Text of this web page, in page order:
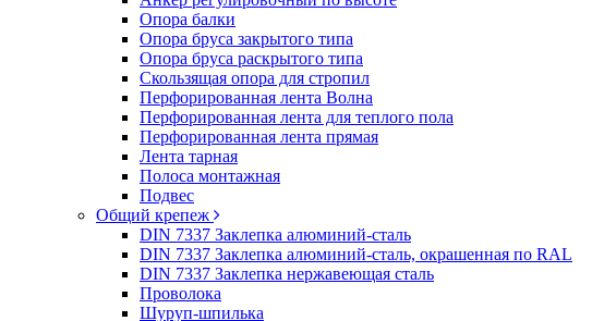
Опора балки
Опора бруса закрытого типа
Опора бруса раскрытого типа
Скользящая опора для стропил
Перфорированная лента Волна
Перфорированная лента для теплого пола
Перфорированная лента прямая
Лента тарная
Полоса монтажная
Подвес
Общий крепеж
DIN 7337 Заклепка алюминий-сталь
DIN 7337 Заклепка алюминий-сталь, окрашенная по RAL
DIN 7337 Заклепка нержавеющая сталь
Проволока
Шуруп-шпилька